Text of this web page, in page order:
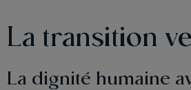
La transition
La dignité humaine